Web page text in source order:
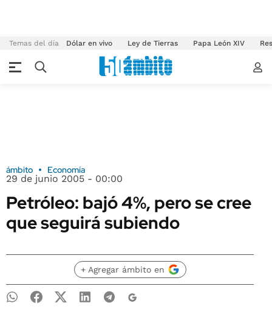
Temas del día Dólar en vivo Ley de Tierras Papa León XIV
ámbito Economía
29 de junio 2005 - 00:00
Petróleo: bajó 4%, pero se cree
que seguirá subiendo
+ Agregar ámbito en